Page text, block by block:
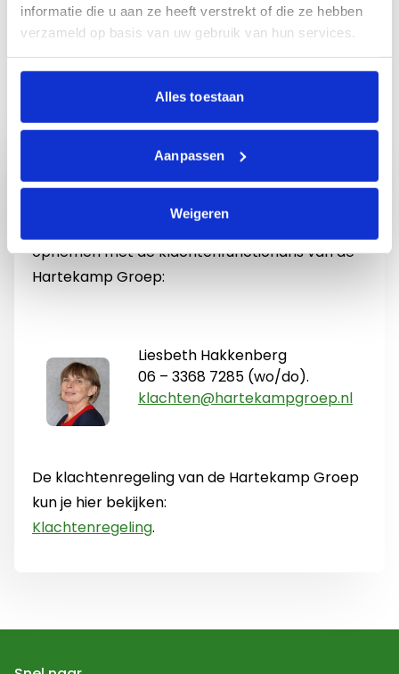
informatie die u aan ze heeft verstrekt of die ze hebben
verzameld op basis van uw gebruik van hun services.
Alles toestaan
Aanpassen
Weigeren
Vertrouwenspersoon
Nog vragen?
Lukt het niet om een oplossing te vinden met
we dat heel vervelend. Je kunt dan contact
opnemen met de klachtenfunctionaris van de
Hartekamp Groep:
Liesbeth Hakkenberg
06 – 3368 7285 (wo/do).
klachten@hartekampgroep.nl
De klachtenregeling van de Hartekamp Groep
kun je hier bekijken:
Klachtenregeling.